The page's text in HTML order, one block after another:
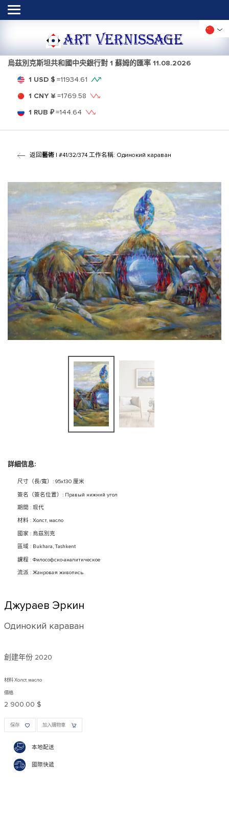
ART VERNISSAGE
烏茲別克斯坦共和國中央銀行對 1 蘇姆的匯率 11.08.2026
1 USD $ =11934.61
1 CNY ¥ =1769.58
1 RUB ₽=144.64
返回藝術| #41/32/374 工作名稱: Одинокий караван
詳細信息:
尺寸（長/寬）: 95x130 厘米
簽名（簽名位置）: Правый нижний угол
期間 : 现代
材料 : Холст, масло
國家 : 烏茲別克
區域 : Bukhara, Tashkent
課程 : Философско-аналитическое
流派 : Жанровая живопись
Джураев Эркин
Одинокий караван
創建年份 2020
材料 Холст, масло
價格
2 900.00 $
保存 加入購物車
本地配送
國際快遞